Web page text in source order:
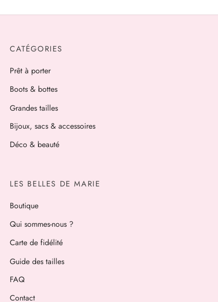
était :
est :
CATÉGORIES
Prêt à porter
Boots & bottes
Grandes tailles
Bijoux, sacs & accessoires
Déco & beauté
LES BELLES DE MARIE
Boutique
Qui sommes-nous ?
Carte de fidélité
Guide des tailles
FAQ
Contact